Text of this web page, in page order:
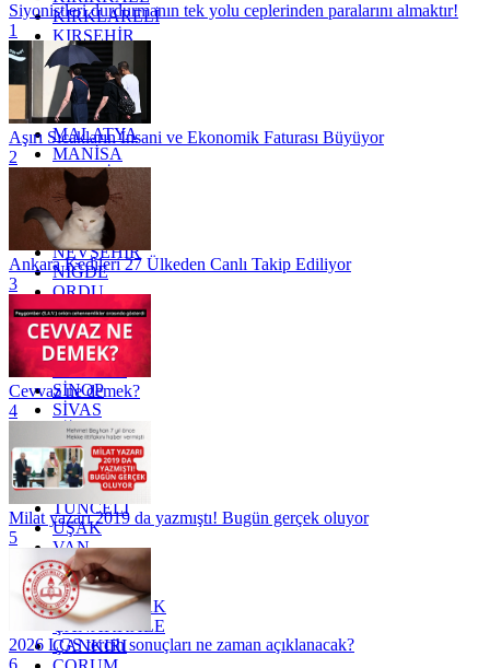
KIRKLARELİ
KIRŞEHİR
KOCAELİ
KONYA
KÜTAHYA
KİLİS
MALATYA
MANİSA
MARDİN
MERSİN
MUĞLA
MUŞ
NEVŞEHİR
NİĞDE
ORDU
OSMANİYE
RİZE
SAKARYA
SAMSUN
SİNOP
SİVAS
SİİRT
TEKİRDAĞ
TOKAT
TRABZON
TUNCELİ
UŞAK
VAN
YALOVA
YOZGAT
ZONGULDAK
ÇANAKKALE
ÇANKIRI
Siyonistleri durdurmanın tek yolu ceplerinden paralarını almaktır!
1
Aşırı Sıcakların İnsani ve Ekonomik Faturası Büyüyor
2
Ankara Kedileri 27 Ülkeden Canlı Takip Ediliyor
3
Cevvaz ne demek?
4
Milat yazarı 2019 da yazmıştı! Bugün gerçek oluyor
5
2026 LGS tercih sonuçları ne zaman açıklanacak?
6